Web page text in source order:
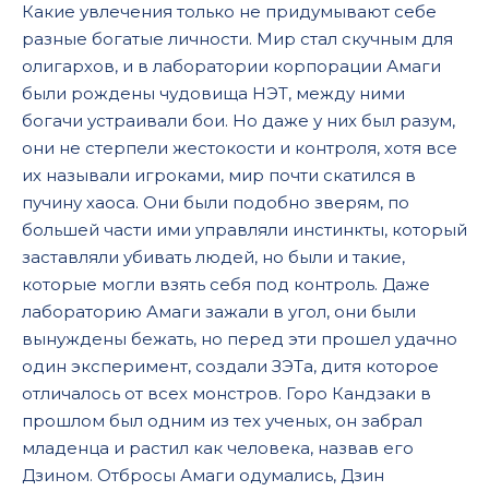
Какие увлечения только не придумывают себе
разные богатые личности. Мир стал скучным для
олигархов, и в лаборатории корпорации Амаги
были рождены чудовища НЭТ, между ними
богачи устраивали бои. Но даже у них был разум,
они не стерпели жестокости и контроля, хотя все
их называли игроками, мир почти скатился в
пучину хаоса. Они были подобно зверям, по
большей части ими управляли инстинкты, который
заставляли убивать людей, но были и такие,
которые могли взять себя под контроль. Даже
лабораторию Амаги зажали в угол, они были
вынуждены бежать, но перед эти прошел удачно
один эксперимент, создали ЗЭТа, дитя которое
отличалось от всех монстров. Горо Кандзаки в
прошлом был одним из тех ученых, он забрал
младенца и растил как человека, назвав его
Дзином. Отбросы Амаги одумались, Дзин